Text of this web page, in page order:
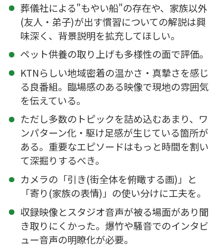
葬儀社による"もやい船"の存在や、家族以外
(友人・弟子)が出す慣習についての解説は興
味深く、背景説明を拡充してほしい。
ペット供養の取り上げも多様性の面で評価。
KTNらしい地域密着の温かさ・真摯さを感じ
る良番組。臨場感のある映像で現地の雰囲気
を伝えている。
ただし多数のトピックを詰め込むあまり、ワ
ンパターン化・駆け足感が生じている箇所が
ある。重要なエピソードはもっと時間を割い
て深掘りするべき。
カメラの「引き(街全体を俯瞰する画)」と
「寄り(家族の表情)」の使い分けに工夫を。
収録映像とスタジオ音声が被る場面があり聞
き取りにくかった。爆竹や騒音でのインタビ
ュー音声の明瞭化が必要。